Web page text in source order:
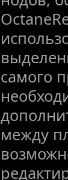
самого
между